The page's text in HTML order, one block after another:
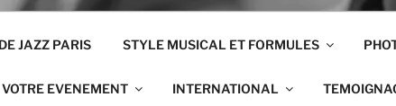
JAZZ PARIS STYLE MUSICAL ET FORMULES
VOTRE EVENEMENT INTERNATIONAL